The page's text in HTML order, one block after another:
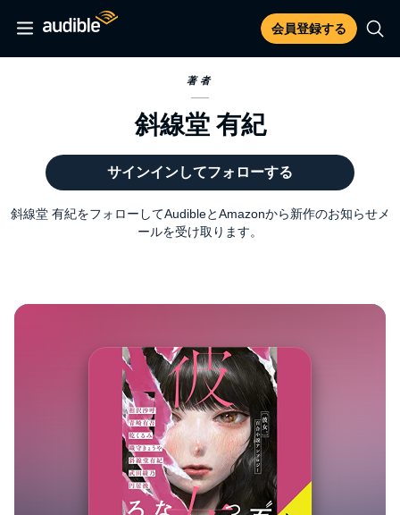
会員登録する
著者
斜線堂 有紀
サインインしてフォローする
斜線堂 有紀をフォローしてAudibleとAmazonから新作のお知らせメ
ールを受け取ります。